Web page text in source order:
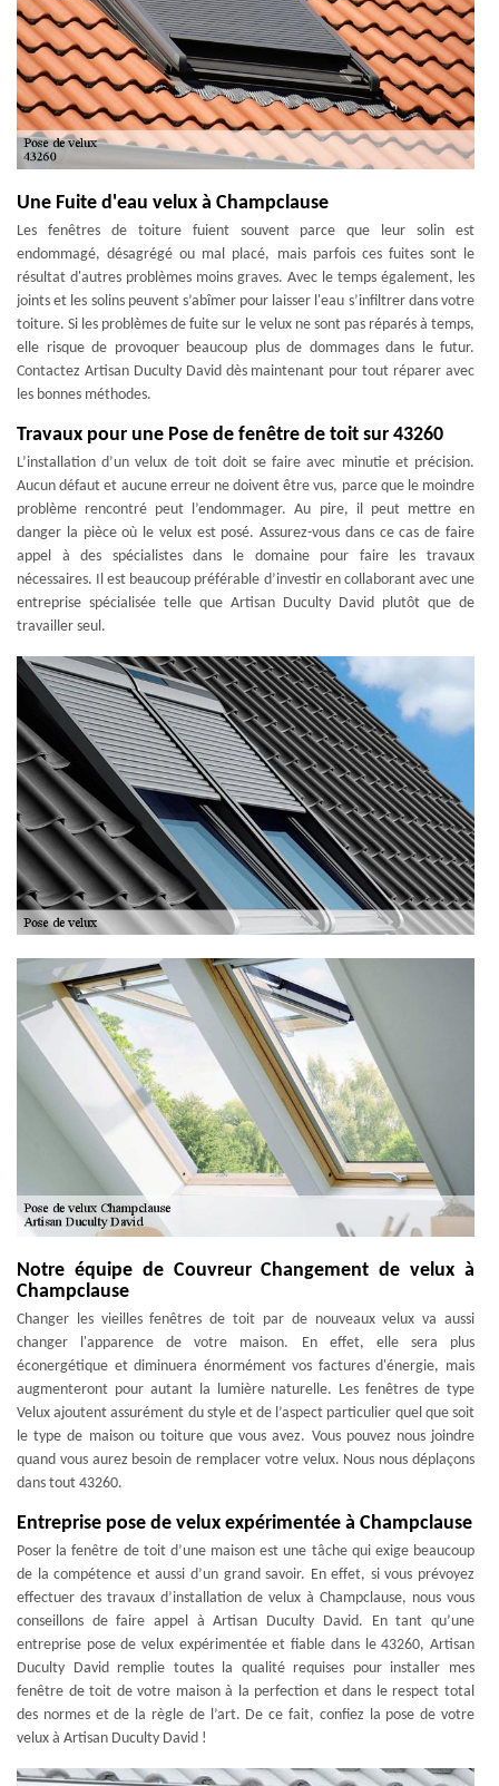
Une Fuite d'eau velux à Champclause
Les fenêtres de toiture fuient souvent parce que leur solin est
endommagé, désagrégé ou mal placé, mais parfois ces fuites sont le
résultat d'autres problèmes moins graves. Avec le temps également, les
joints et les solins peuvent s’abîmer pour laisser l'eau s’infiltrer dans votre
toiture. Si les problèmes de fuite sur le velux ne sont pas réparés à temps,
elle risque de provoquer beaucoup plus de dommages dans le futur.
Contactez Artisan Duculty David dès maintenant pour tout réparer avec
les bonnes méthodes.
Travaux pour une Pose de fenêtre de toit sur 43260
L’installation d’un velux de toit doit se faire avec minutie et précision.
Aucun défaut et aucune erreur ne doivent être vus, parce que le moindre
problème rencontré peut l’endommager. Au pire, il peut mettre en
danger la pièce où le velux est posé. Assurez-vous dans ce cas de faire
appel à des spécialistes dans le domaine pour faire les travaux
nécessaires. Il est beaucoup préférable d’investir en collaborant avec une
entreprise spécialisée telle que Artisan Duculty David plutôt que de
travailler seul.
Notre équipe de Couvreur Changement de velux à
Champclause
Changer les vieilles fenêtres de toit par de nouveaux velux va aussi
changer l'apparence de votre maison. En effet, elle sera plus
éconergétique et diminuera énormément vos factures d'énergie, mais
augmenteront pour autant la lumière naturelle. Les fenêtres de type
Velux ajoutent assurément du style et de l’aspect particulier quel que soit
le type de maison ou toiture que vous avez. Vous pouvez nous joindre
quand vous aurez besoin de remplacer votre velux. Nous nous déplaçons
dans tout 43260.
Entreprise pose de velux expérimentée à Champclause
Poser la fenêtre de toit d’une maison est une tâche qui exige beaucoup
de la compétence et aussi d’un grand savoir. En effet, si vous prévoyez
effectuer des travaux d’installation de velux à Champclause, nous vous
conseillons de faire appel à Artisan Duculty David. En tant qu’une
entreprise pose de velux expérimentée et fiable dans le 43260, Artisan
Duculty David remplie toutes la qualité requises pour installer mes
fenêtre de toit de votre maison à la perfection et dans le respect total
des normes et de la règle de l’art. De ce fait, confiez la pose de votre
velux à Artisan Duculty David !